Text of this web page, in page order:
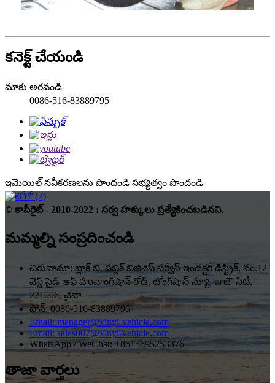
కనెక్ట్ చేయండి
మాకు అరవండి
0086-516-83889795
ఇమెయిల్ నవీకరణలను పొందండి సభ్యత్వం పొందండి
© కాపీరైట్ - 2010-2022 : సర్వ హక్కులు ప్రత్యేకించబడినవి.
మమ్మల్ని సంప్రదించండి
చిరునామా: బ్లాక్ బి, పబ్లిక్ బిజినెస్ సర్వీస్ ఇండక్టరీ డిస్ట్రిక్, నం.12
వెస్ట్ సైడ్ ఆఫ్ హువాంగ్‌షాన్ రోడ్, టోంగ్‌షాన్ న్యూ, జుజౌ సిటీ,
221006, చైనా
ఫోన్: 0086-516-83889795
Email: manager@xinyi-vehicle.com
Email: sales007@xinyi-vehicle.com
WhatsApp / WeChat: +8615695253376
తాజా వార్తలు